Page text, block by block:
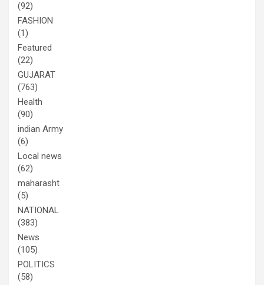
(92)
FASHION
(1)
Featured
(22)
GUJARAT
(763)
Health
(90)
indian Army
(6)
Local news
(62)
maharasht
(5)
NATIONAL
(383)
News
(105)
POLITICS
(58)